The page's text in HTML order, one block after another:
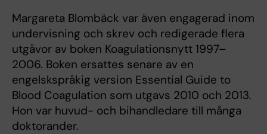
Margareta Blombäck var även engagerad inom
undervisning och skrev och redigerade flera
utgåvor av boken Koagulationsnytt 1997–
2006. Boken ersattes senare av en
engelskspråkig version Essential Guide to
Blood Coagulation som utgavs 2010 och 2013.
Hon var huvud- och bihandledare till många
doktorander.